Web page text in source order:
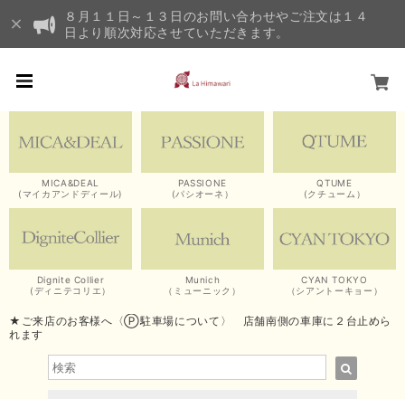
８月１１日～１３日のお問い合わせやご注文は１４
日より順次対応させていただきます。
MICA&DEAL
(マイカアンドディール)
PASSIONE
(パシオーネ）
QTUME
(クチューム）
Dignite Collier
(ディニテコリエ）
Munich
（ミューニック）
CYAN TOKYO
（シアントーキョー）
★ご来店のお客様へ〈Ⓟ駐車場について〉 店舗南側の車庫に２台止めら
れます